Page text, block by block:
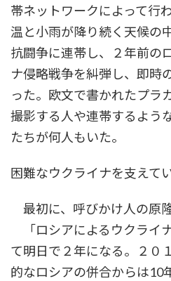
帯ネットワークによって行
温と小雨が降り続く天候の
抗闘争に連帯し、２年前の
ナ侵略戦争を糾弾し、即時
った。欧文で書かれたプラ
撮影する人や連帯するよう
たちが何人もいた。
困難なウクライナを支えて
最初に、呼びかけ人の原
「ロシアによるウクライ
て明日で２年になる。２０
的なロシアの併合からは10